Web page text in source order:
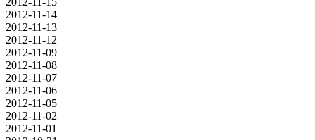
2012-11-14
2012-11-13
2012-11-12
2012-11-09
2012-11-08
2012-11-07
2012-11-06
2012-11-05
2012-11-02
2012-11-01